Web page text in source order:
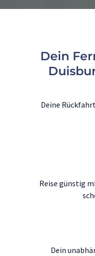
Dein
Deine
Reise günstig
Dein